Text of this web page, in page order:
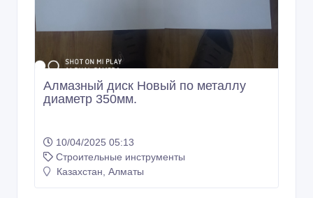
Алмазный диск Новый по металлу
диаметр 350мм.
10/04/2025 05:13
Строительные инструменты
Казахстан, Алматы